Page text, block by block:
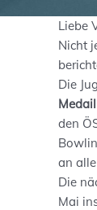
Liebe
Nicht
Die
den
an
Die
Mai